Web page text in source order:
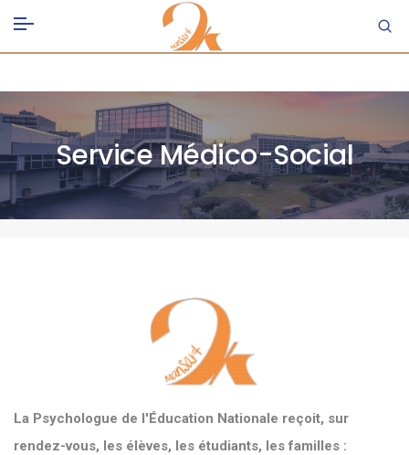
Service Médico-Social
La Psychologue de l'Éducation Nationale reçoit, sur
rendez-vous, les élèves, les étudiants, les familles :